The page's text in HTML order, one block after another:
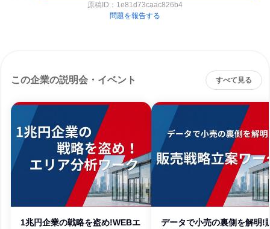
原稿ID： 1e81d73caac826b4
問題を報告する
この企業の説明会・イベント すべて見る
1兆円企業の戦略を盗め!WEBエ
データで小売の裏側を解明!